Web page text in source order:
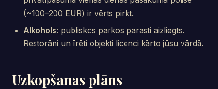
(~100–200 EUR) ir vērts pirkt.
Alkohols: publiskos parkos parasti aizliegts.
Restorāni un īrēti objekti licenci kārto jūsu vārdā.
Uzkopšanas plāns